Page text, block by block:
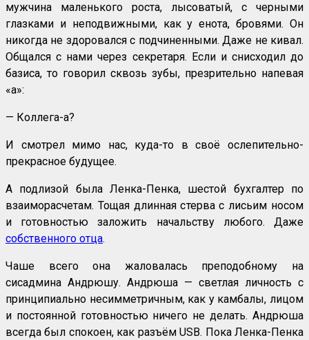
мужчина маленького роста, лысоватый, с черными
глазками и неподвижными, как у енота, бровями. Он
никогда не здоровался с подчиненными. Даже не кивал.
Общался с нами через секретаря. Если и снисходил до
базиса, то говорил сквозь зубы, презрительно напевая
«а»:
— Коллега-а?
И смотрел мимо нас, куда-то в своё ослепительно-
прекрасное будущее.
А подлизой была Ленка-Пенка, шестой бухгалтер по
взаиморасчетам. Тощая длинная стерва с лисьим носом
и готовностью заложить начальству любого. Даже
собственного отца.
Чаше всего она жаловалась преподобному на
сисадмина Андрюшу. Андрюша — светлая личность с
принципиально несимметричным, как у камбалы, лицом
и постоянной готовностью ничего не делать. Андрюша
всегда был спокоен, как разъём USB. Пока Ленка-Пенка